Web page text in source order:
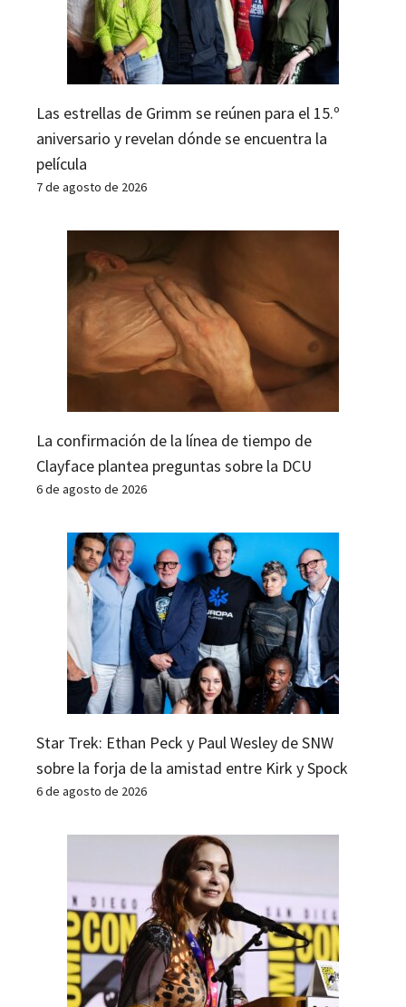
Las estrellas de Grimm se reúnen para el 15.º
aniversario y revelan dónde se encuentra la
película
7 de agosto de 2026
La confirmación de la línea de tiempo de
Clayface plantea preguntas sobre la DCU
6 de agosto de 2026
Star Trek: Ethan Peck y Paul Wesley de SNW
sobre la forja de la amistad entre Kirk y Spock
6 de agosto de 2026